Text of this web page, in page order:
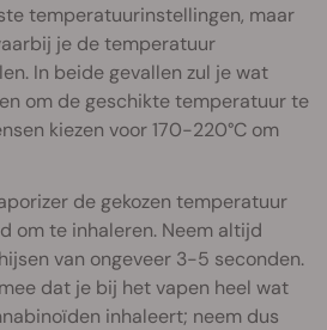
temperatuurinstellingen, maar
je de temperatuur
In beide gevallen zul je wat
om de geschikte temperatuur te
kiezen voor 170-220°C om
de gekozen temperatuur
om te inhaleren. Neem altijd
van ongeveer 3-5 seconden.
dat je bij het vapen heel wat
inhaleert; neem dus